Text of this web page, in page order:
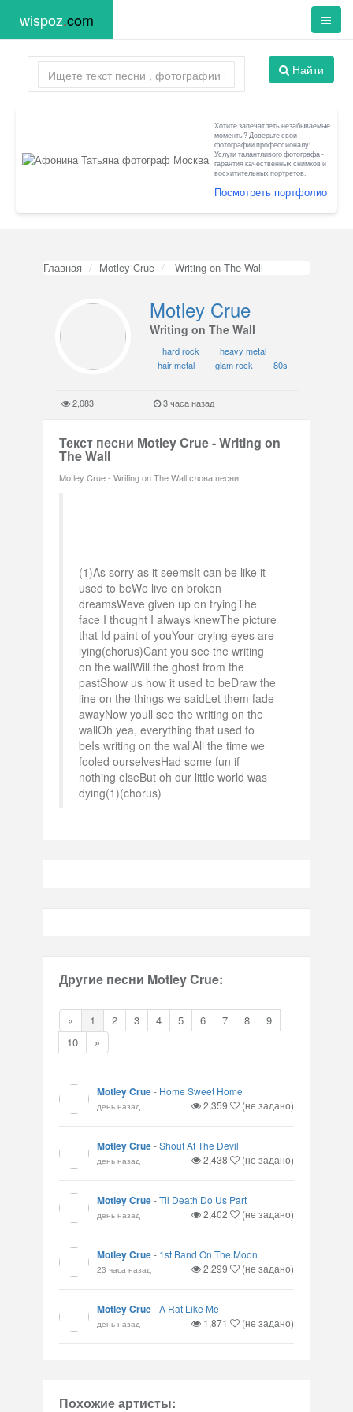
wispoz.com
Найти
Хотите запечатлеть незабываемые
моменты? Доверьте свои
фотографии профессионалу!
Услуги талантливого фотографа -
гарантия качественных снимков и
восхитительных портретов.
Посмотреть портфолио
Главная Motley Crue Writing on The Wall
Motley Crue
Writing on The Wall
hard rock
heavy metal
hair metal
glam rock 80s
2,083 3 часа назад
Текст песни Motley Crue - Writing on
The Wall
Motley Crue - Writing on The Wall слова песни
(1)As sorry as it seemsIt can be like it
used to beWe live on broken
dreamsWeve given up on tryingThe
face I thought I always knewThe picture
that Id paint of youYour crying eyes are
lying(chorus)Cant you see the writing
on the wallWill the ghost from the
pastShow us how it used to beDraw the
line on the things we saidLet them fade
awayNow youll see the writing on the
wallOh yea, everything that used to
beIs writing on the wallAll the time we
fooled ourselvesHad some fun if
nothing elseBut oh our little world was
dying(1)(chorus)
Другие песни Motley Crue:
« 1 2 3 4 5 6 7 8
9
10
»
Motley Crue- Home Sweet Home
день назад 2,359 (не задано)
Motley Crue-Shout At The Devil
день назад 2,438 (не задано)
Motley Crue-Til Death Do Us Part
день назад 2,402 (не задано)
Motley Crue- 1st Band On The Moon
23 часа назад 2,299 (не задано)
Motley Crue-A Rat Like Me
день назад 1,871 (не задано)
Похожие артисты: